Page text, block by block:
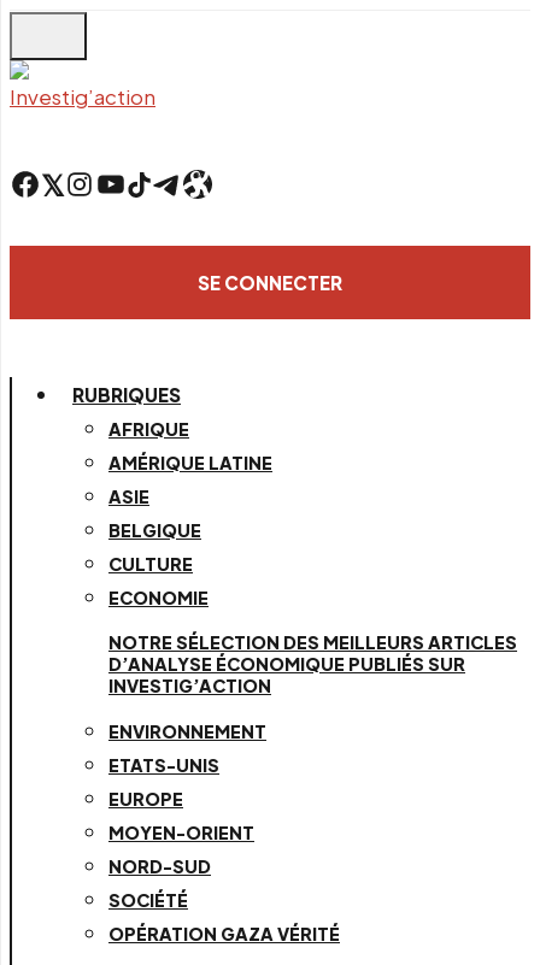
to
main
Facebook Twitter Instagram YouTube TikTok TelegramLien
SE CONNECTER
RUBRIQUES
AFRIQUE
AMÉRIQUE LATINE
ASIE
BELGIQUE
CULTURE
ECONOMIE
NOTRE SÉLECTION DES MEILLEURS ARTICLES
D’ANALYSE ÉCONOMIQUE PUBLIÉS SUR
INVESTIG’ACTION
ENVIRONNEMENT
ETATS-UNIS
EUROPE
MOYEN-ORIENT
NORD-SUD
SOCIÉTÉ
OPÉRATION GAZA VÉRITÉ